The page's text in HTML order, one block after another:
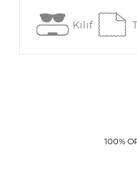
Kılıf
100%